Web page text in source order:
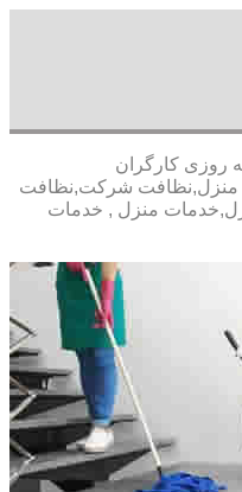
دوست,شبانه روزی کارگران
منزل,نظافت شرکت,نظافت
منزل , خدمات